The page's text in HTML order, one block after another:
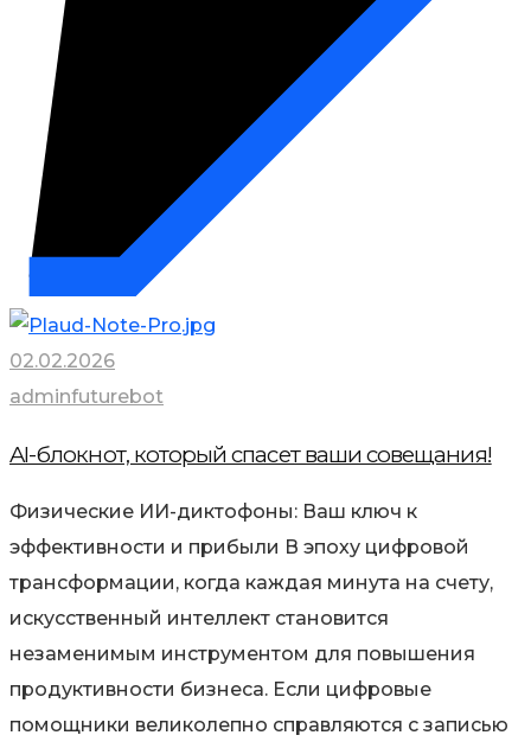
02.02.2026
adminfuturebot
AI-блокнот, который спасет ваши совещания!
Физические ИИ-диктофоны: Ваш ключ к
эффективности и прибыли В эпоху цифровой
трансформации, когда каждая минута на счету,
искусственный интеллект становится
незаменимым инструментом для повышения
продуктивности бизнеса. Если цифровые
помощники великолепно справляются с записью